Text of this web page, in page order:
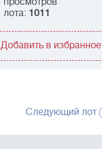
лота: 1011
Добавить в избранное
Следующий лот